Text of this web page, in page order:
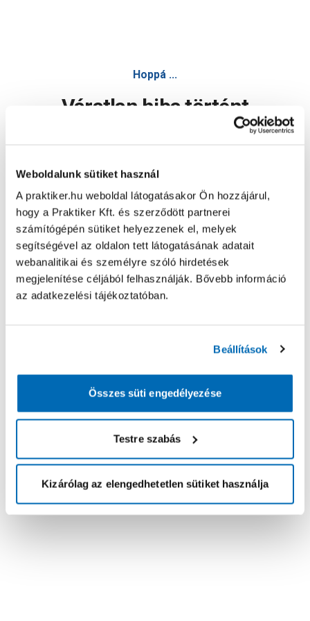
Weboldalunk sütiket használ
A praktiker.hu weboldal látogatásakor Ön hozzájárul,
hogy a Praktiker Kft. és szerződött partnerei
számítógépén sütiket helyezzenek el, melyek
segítségével az oldalon tett látogatásának adatait
webanalitikai és személyre szóló hirdetések
megjelenítése céljából felhasználják. Bővebb információ
az adatkezelési tájékoztatóban.
Beállítások
Összes süti engedélyezése
Testre szabás
Kizárólag az elengedhetetlen sütiket használja
Hoppá ...
Váratlan hiba történt
Oldal újratöltése